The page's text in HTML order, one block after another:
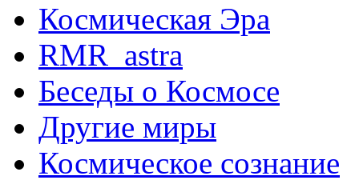
Космическая Эра
RMR_astra
Беседы о Космосе
Другие миры
Космическое сознание